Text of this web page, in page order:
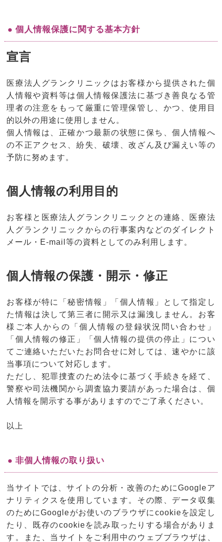
● 個人情報保護に関する基本方針
宣言
医療法人グランクリニックはお客様から提供された個
人情報や資料等は個人情報保護法に基づき善良なる管
理者の注意をもって厳重に管理保管し、かつ、使用目
的以外の用途に使用しません。
個人情報は、正確かつ最新の状態に保ち、個人情報へ
の不正アクセス、紛失、破壊、改ざん及び漏えい等の
予防に努めます。
個人情報の利用目的
お客様と医療法人グランクリニックとの連絡、医療法
人グランクリニックからの行事案内などのダイレクト
メール・E-mail等の資料としてのみ利用します。
個人情報の保護・開示・修正
お客様が特に「秘密情報」「個人情報」として指定し
た情報は決して第三者に開示又は漏洩しません。お客
様ご本人からの「個人情報の登録状況問い合わせ」
「個人情報の修正」「個人情報の提供の停止」につい
てご連絡いただいたお問合せに対しては、速やかに該
当事項について対応します。
ただし、犯罪捜査のため法令に基づく手続きを経て、
警察や司法機関から調査協力要請があった場合は、個
人情報を開示する事がありますのでご了承ください。
以上
● 非個人情報の取り扱い
当サイトでは、サイトの分析・改善のためにGoogleア
ナリティクスを使用しています。その際、データ収集
のためにGoogleがお使いのブラウザにcookieを設定し
たり、既存のcookieを読み取ったりする場合がありま
す。また、当サイトをご利用中のウェブブラウザは、